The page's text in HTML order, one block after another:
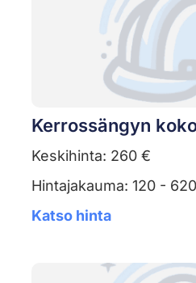
Kerrossängyn
Keskihinta: 260 €
Hintajakauma: 120 -
Katso hinta